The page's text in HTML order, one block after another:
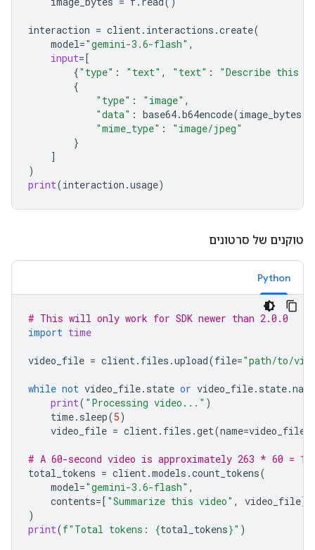
interaction = client. interactions .create(
model="gemini-3.6-flash" ,
input=[
{"type" : "text" , "text" :
"Describe this
{
"type" : "image" ,
"data" : base64.b64encode(image_bytes
"mime_type" :
"image/jpeg"
}
]
)
print(interaction .usage)
טוקנים של סרטונים
Python
# This will only work for SDK newer than 2.0.0
import time
video_file = client. files .upload(file="path/to/
while not video_file. state or video_file. state.name
print( "Processing video..." )
time. sleep(5)
video_file = client. files .get(name=video_file
# A 60-second video is approximately 263 * 60 =
total_tokens = client.models .count_tokens(
model="gemini-3.6-flash" ,
contents=[ "Summarize this video" , video_file]
)
print(f"Total tokens: {total_tokens}" )